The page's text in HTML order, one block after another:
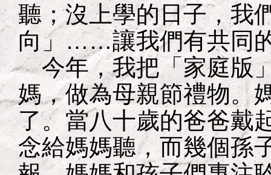
聽；沒上學的日子，我
向」……讓我們有共同
今年，我把「家庭版
媽，做為母親節禮物。
了。當八十歲的爸爸戴
念給媽媽聽，而幾個孫